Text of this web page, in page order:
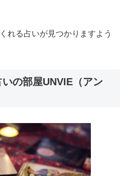
れる占いが見つかりますよう
の部屋UNVIE（アン